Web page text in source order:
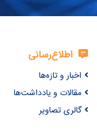
اطلاع‌رسانی
اخبار و تازه‌ها
مقالات و یادداشت‌ها
گالری تصاویر